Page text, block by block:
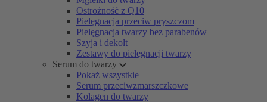
Ostrożność z Q10
Pielęgnacja przeciw pryszczom
Pielęgnacja twarzy bez parabenów
Szyja i dekolt
Zestawy do pielęgnacji twarzy
Serum do twarzy
Pokaż wszystkie
Serum przeciwzmarszczkowe
Kolagen do twarzy